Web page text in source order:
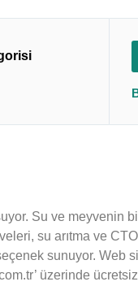
Su ve meyvenin
su arıtma ve CTO
sunuyor. Web
üzerinde